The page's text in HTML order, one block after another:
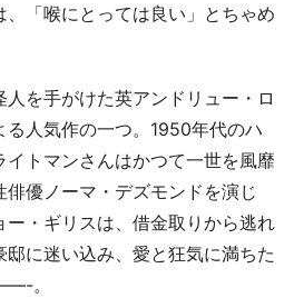
「喉にとっては良い」とちゃめ
を手がけた英アンドリュー・ロ
る人気作の一つ。1950年代のハ
イトマンさんはかつて一世を風靡
俳優ノーマ・デズモンドを演じ
ー・ギリスは、借金取りから逃れ
に迷い込み、愛と狂気に満ちた
。